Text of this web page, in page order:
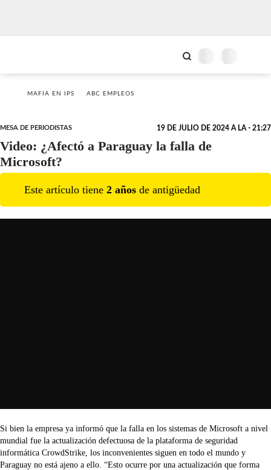
MAFIA EN IPS ABC EMPLEOS
MESA DE PERIODISTAS 19 DE JULIO DE 2024 A LA - 21:27
Video: ¿Afectó a Paraguay la falla de
Microsoft?
Este artículo tiene 2 años de antigüedad
Si bien la empresa ya informó que la falla en los sistemas de Microsoft a nivel
mundial fue la actualización defectuosa de la plataforma de seguridad
informática CrowdStrike, los inconvenientes siguen en todo el mundo y
Paraguay no está ajeno a ello. “Esto ocurre por una actualización que forma